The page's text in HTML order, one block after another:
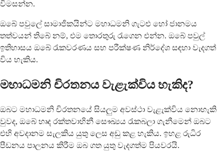
විමසන්න.
ඔබේ පවුලේ සාමාජිකයින්ට මහාධමනි ගැටළු හෝ ජානමය
තත්වයන් තිබේ නම්, එම තොරතුරු රැගෙන එන්න. ඔබේ පවුල්
ඉතිහාසය ඔබේ රැකවරණය සහ පරීක්ෂණ නිර්දේශ සඳහා වැදගත්
විය හැකිය.
මහාධමනි චිරතනය වැළැක්විය හැකිද?
ඔබට මහාධමනි චිරතනයේ සියලුම අවස්ථා වැළැක්විය නොහැකි
වුවද, ඔබේ හෘද රක්තවාහිනී සෞඛ්‍යය රැකබලා ගැනීමෙන් ඔබට
එහි අවදානම සැලකිය යුතු ලෙස අඩු කළ හැකිය. ඉහළ රුධිර
පීඩනය පාලනය කිරීම ඔබ ගත යුතු වැදගත්ම පියවරයි.